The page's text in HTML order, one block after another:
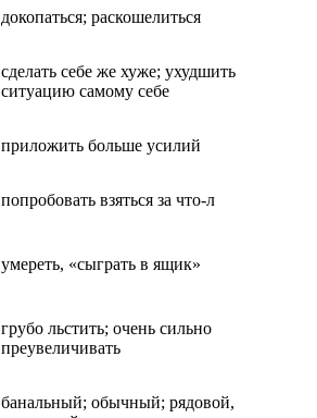
докопаться; раскошелиться
сделать себе же хуже; ухудшить
ситуацию самому себе
приложить больше усилий
попробовать взяться за что-л
умереть, «сыграть в ящик»
грубо льстить; очень сильно
преувеличивать
банальный; обычный; рядовой,